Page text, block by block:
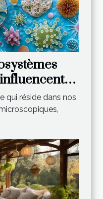
qui réside dans nos